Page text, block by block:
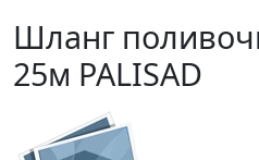
Шланг
25м PALISAD